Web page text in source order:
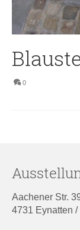
0
Aachener Str.
4731 Eynatten